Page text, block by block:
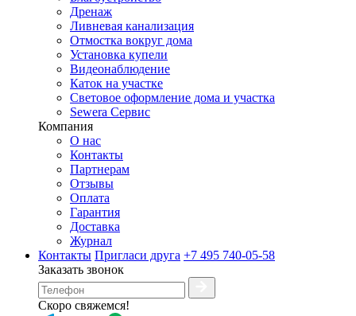
Дренаж
Ливневая канализация
Отмостка вокруг дома
Установка купели
Видеонаблюдение
Каток на участке
Световое оформление дома и участка
Sewera Сервис
Компания
О нас
Контакты
Партнерам
Отзывы
Оплата
Гарантия
Доставка
Журнал
Контакты Пригласи друга +7 495 740-05-58
Заказать звонок
Скоро свяжемся!